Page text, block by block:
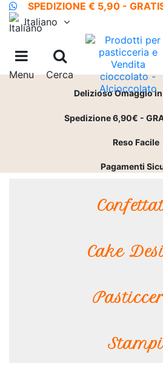
SPEDIZIONE € 5,90 -
Italiano
Menu Cerca
Delizioso Omaggio
Spedizione 6,90€ -
Reso Facile
Pagamenti
Cake
Stampi